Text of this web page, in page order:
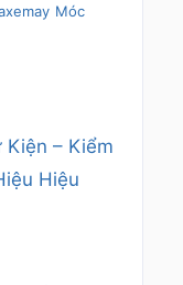
Móc
Kiện – Kiểm
Hiệu